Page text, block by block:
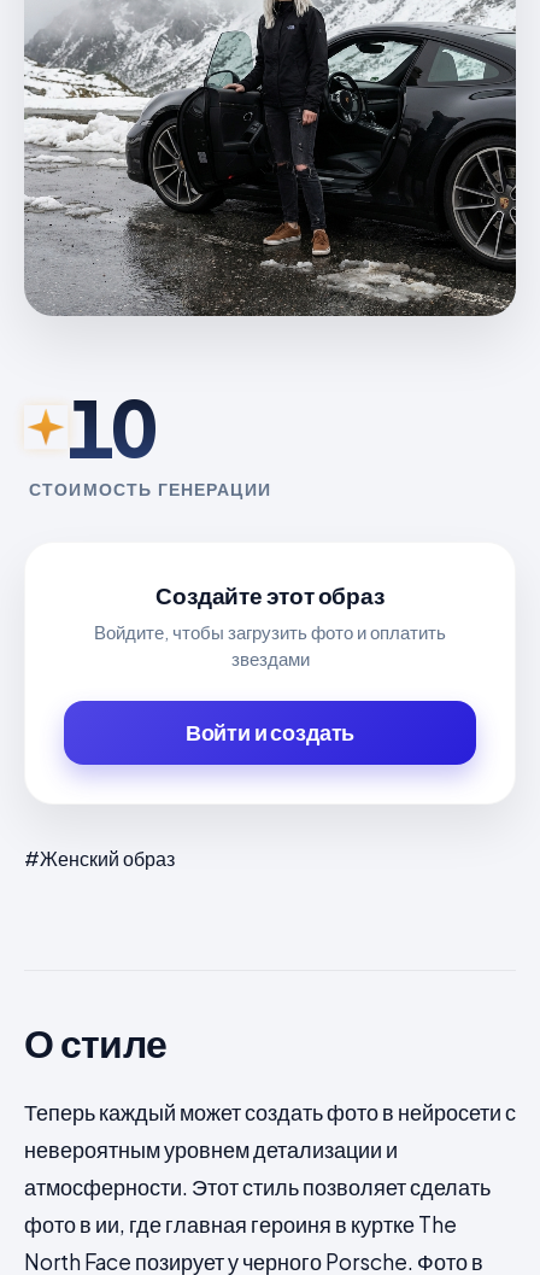
10
СТОИМОСТЬ ГЕНЕРАЦИИ
Создайте этот образ
Войдите, чтобы загрузить фото и оплатить
звездами
Войти и создать
#Женский образ
О стиле
Теперь каждый может создать фото в нейросети с
невероятным уровнем детализации и
атмосферности. Этот стиль позволяет сделать
фото в ии, где главная героиня в куртке The
North Face позирует у черного Porsche. Фото в